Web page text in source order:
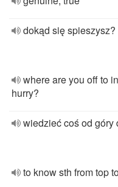
dokąd się spieszysz?
where are you off to
hurry?
wiedzieć coś od góry
to know sth from top